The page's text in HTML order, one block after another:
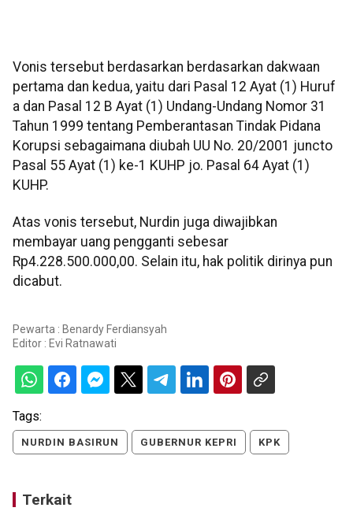
Vonis tersebut berdasarkan berdasarkan dakwaan
pertama dan kedua, yaitu dari Pasal 12 Ayat (1) Huruf
a dan Pasal 12 B Ayat (1) Undang-Undang Nomor 31
Tahun 1999 tentang Pemberantasan Tindak Pidana
Korupsi sebagaimana diubah UU No. 20/2001 juncto
Pasal 55 Ayat (1) ke-1 KUHP jo. Pasal 64 Ayat (1)
KUHP.
Atas vonis tersebut, Nurdin juga diwajibkan
membayar uang pengganti sebesar
Rp4.228.500.000,00. Selain itu, hak politik dirinya pun
dicabut.
Pewarta : Benardy Ferdiansyah
Editor : Evi Ratnawati
Tags:
NURDIN BASIRUN GUBERNUR KEPRI KPK
Terkait